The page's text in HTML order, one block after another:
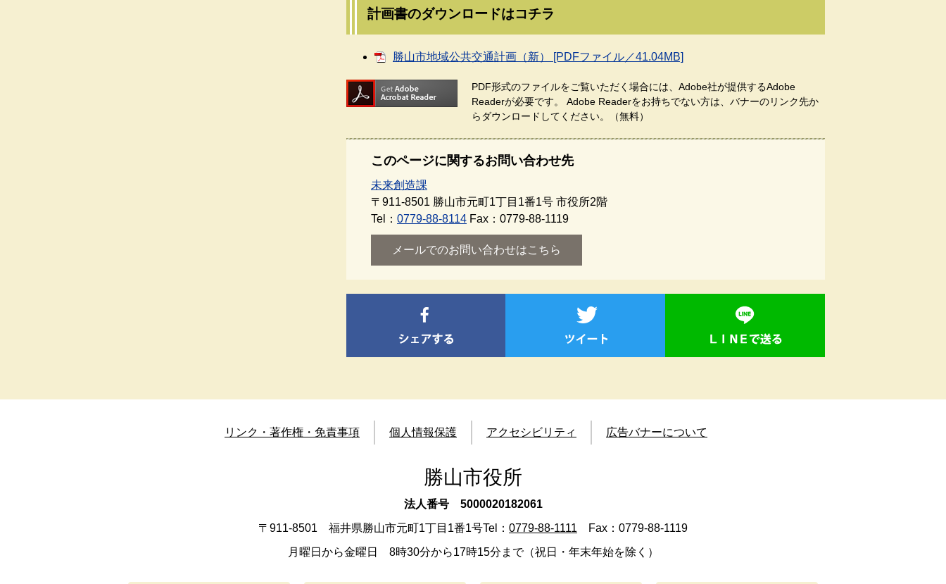
計画書のダウンロードはコチラ
勝山市地域公共交通計画（新） [PDFファイル／41.04MB]
PDF形式のファイルをご覧いただく場合には、Adobe社が提供するAdobe
Readerが必要です。
Adobe Readerをお持ちでない方は、バナーのリンク先か
らダウンロードしてください。（無料）
このページに関するお問い合わせ先
未来創造課
〒911-8501 勝山市元町1丁目1番1号 市役所2階
Tel： 0779-88-8114 Fax：0779-88-1119
メールでのお問い合わせはこちら
リンク・著作権・免責事項 個人情報保護 アクセシビリティ 広告バナーについて
勝山市役所
法人番号 5000020182061
〒911-8501 福井県勝山市元町1丁目1番1号Tel： 0779-88-1111 Fax：0779-88-1119
月曜日から金曜日 8時30分から17時15分まで（祝日・年末年始を除く）